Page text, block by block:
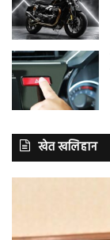
खेत खलिहान